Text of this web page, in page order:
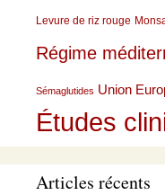
Levure de riz rouge
Régime
Sémaglutides Union
Études
Articles récents